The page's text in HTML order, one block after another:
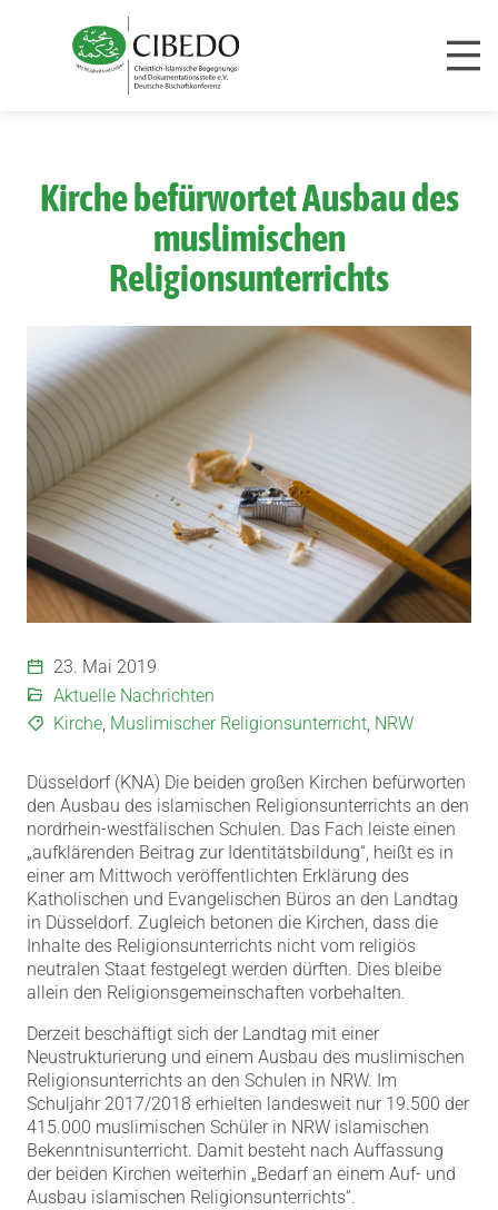
Kirche befürwortet Ausbau des
muslimischen
Religionsunterrichts
23. Mai 2019
Aktuelle Nachrichten
Kirche, Muslimischer Religionsunterricht, NRW
Düsseldorf (KNA) Die beiden großen Kirchen befürworten
den Ausbau des islamischen Religionsunterrichts an den
nordrhein-westfälischen Schulen. Das Fach leiste einen
„aufklärenden Beitrag zur Identitätsbildung“, heißt es in
einer am Mittwoch veröffentlichten Erklärung des
Katholischen und Evangelischen Büros an den Landtag
in Düsseldorf. Zugleich betonen die Kirchen, dass die
Inhalte des Religionsunterrichts nicht vom religiös
neutralen Staat festgelegt werden dürften. Dies bleibe
allein den Religionsgemeinschaften vorbehalten.
Derzeit beschäftigt sich der Landtag mit einer
Neustrukturierung und einem Ausbau des muslimischen
Religionsunterrichts an den Schulen in NRW. Im
Schuljahr 2017/2018 erhielten landesweit nur 19.500 der
415.000 muslimischen Schüler in NRW islamischen
Bekenntnisunterricht. Damit besteht nach Auffassung
der beiden Kirchen weiterhin „Bedarf an einem Auf- und
Ausbau islamischen Religionsunterrichts“.